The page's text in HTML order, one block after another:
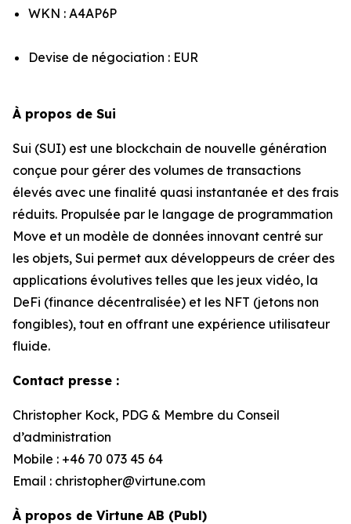
WKN : A4AP6P
Devise de négociation : EUR
À propos de Sui
Sui (SUI) est une blockchain de nouvelle génération
conçue pour gérer des volumes de transactions
élevés avec une finalité quasi instantanée et des frais
réduits. Propulsée par le langage de programmation
Move et un modèle de données innovant centré sur
les objets, Sui permet aux développeurs de créer des
applications évolutives telles que les jeux vidéo, la
DeFi (finance décentralisée) et les NFT (jetons non
fongibles), tout en offrant une expérience utilisateur
fluide.
Contact presse :
Christopher Kock, PDG & Membre du Conseil
d’administration
Mobile : +46 70 073 45 64
Email : christopher@virtune.com
À propos de Virtune AB (Publ)